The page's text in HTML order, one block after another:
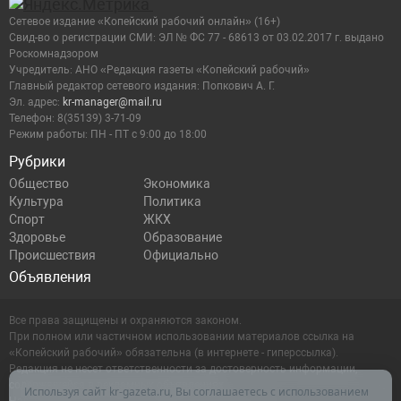
Рубрики
Общество
Экономика
Культура
Политика
Спорт
ЖКХ
Здоровье
Образование
Происшествия
Официально
Объявления
Сетевое издание «Копейский рабочий онлайн» (16+)
Cвид-во о регистрации СМИ: ЭЛ № ФС 77 - 68613 от 03.02.2017 г. выдано
Роскомнадзором
Учредитель: АНО «Редакция газеты «Копейский рабочий»
Главный редактор сетевого издания: Попкович А. Г.
Эл. адрес: kr-manager@mail.ru
Телефон: 8(35139) 3-71-09
Режим работы: ПН - ПТ с 9:00 до 18:00
Все права защищены и охраняются законом.
При полном или частичном использовании материалов ссылка на
«Копейский рабочий» обязательна (в интернете - гиперссылка).
Редакция не несет ответственности за достоверность информации,
содержащейся в рекламных объявлениях.
Используя сайт kr-gazeta.ru, Вы соглашаетесь с использованием